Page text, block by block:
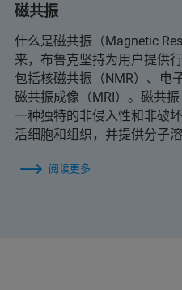
磁共振
什么是磁共振（Magnetic
来，布鲁克坚持为用户提供
包括核磁共振（NMR）、电
磁共振成像（MRI）。磁共
一种独特的非侵入性和非破
活细胞和组织，并提供分子
阅读更多